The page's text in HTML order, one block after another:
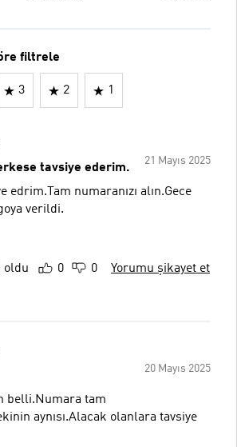
filtrele
3 2 1
21 Mayıs 2025
tavsiye ederim.
edrim.Tam numaranızı alın.Gece
verildi.
oldu
0 0 Yorumu şikayet et
20 Mayıs 2025
belli.Numara tam
aynısı.Alacak olanlara tavsiye